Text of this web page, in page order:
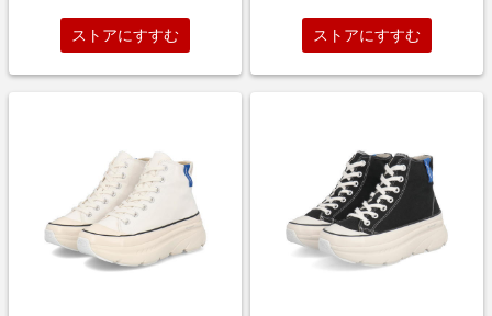
ストアにすすむ ストアにすすむ